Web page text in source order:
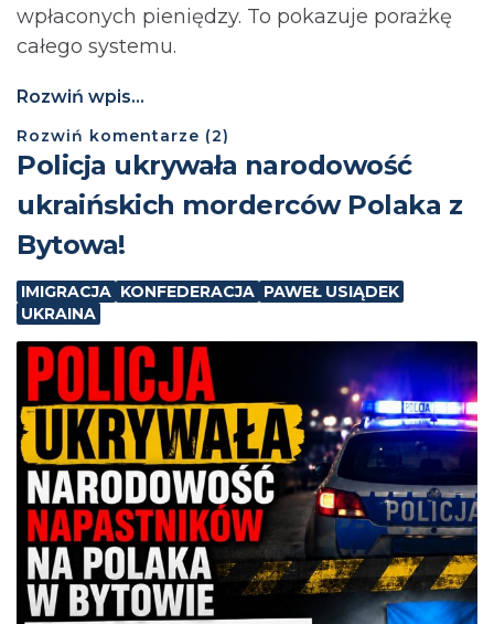
wpłaconych pieniędzy. To pokazuje porażkę
całego systemu.
Rozwiń wpis...
Rozwiń komentarze (2)
Policja ukrywała narodowość
ukraińskich morderców Polaka z
Bytowa!
IMIGRACJA KONFEDERACJA PAWEŁ USIĄDEK
UKRAINA